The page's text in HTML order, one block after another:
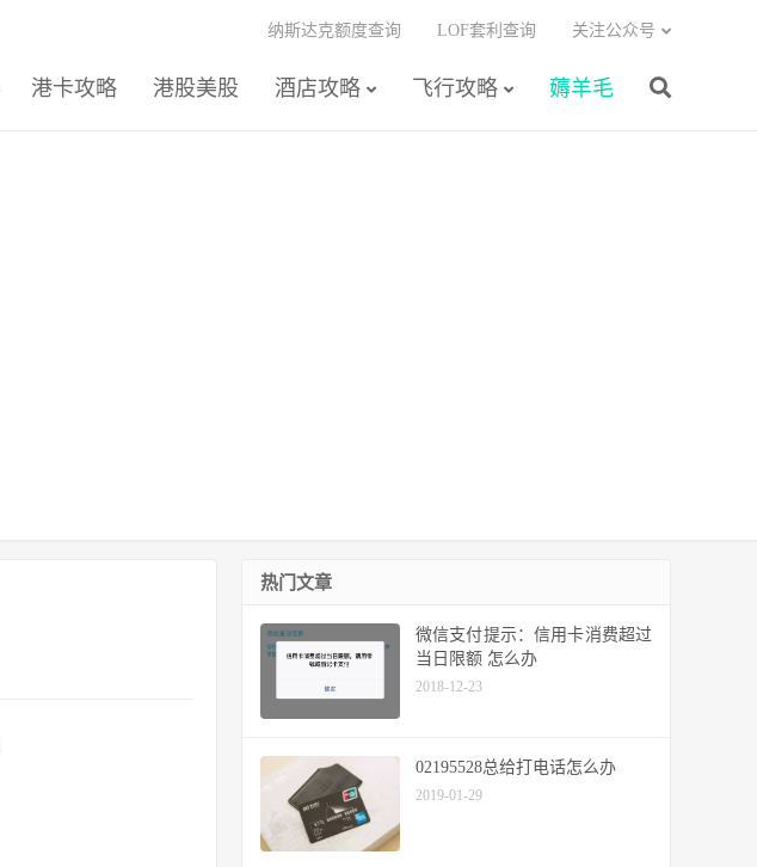
港卡攻略 港股美股 酒店攻略 飞行攻略 薅羊毛
纳斯达克额度查询 LOF套利查询 关注公众号
热门文章
微信支付提示：信用卡消费超过
当日限额 怎么办
2018-12-23
02195528总给打电话怎么办
2019-01-29